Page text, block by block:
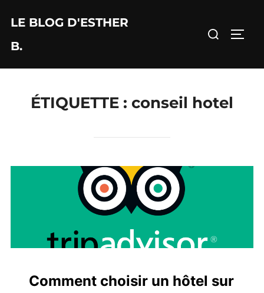
contenu
LE BLOG D'ESTHER
B.
Rechercher :
ÉTIQUETTE : conseil hotel
Comment choisir un hôtel sur